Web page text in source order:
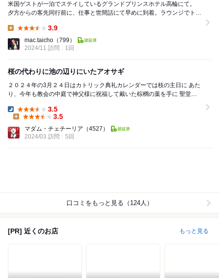
米国ゲストが一泊でステイしているグランドプリンスホテル高輪にて。
夕方からの客先同行前に、仕事と世間話にて早めに到着。ラウンジでトマ
3.9
mac.taicho （799）
2024/11 訪問
1回
桜の代わりに池の辺りにいたアオサギ
２０２４年の3月２４日はカトリック典礼カレンダーでは枝の主日に あた
り、今年も教会の中庭で神父様に祝福して戴いた棕櫚の葉を手に 聖堂に
Dinner:
3.5
3.5
マダム・チェチーリア （4527）
2024/03 訪問
5回
口コミをもっと見る（124人）
[PR] 近くのお店 もっと見る